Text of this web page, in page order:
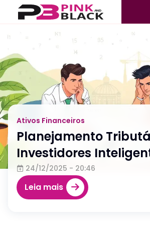
Ativos Financeiros
Ativos Tangíveis e
Entenda a Diferença
Implicação
23/12/2025 - 21:18